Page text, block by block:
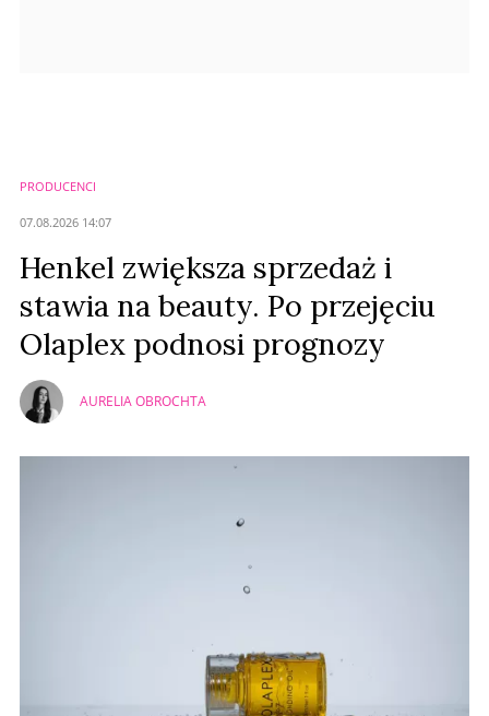
PRODUCENCI
07.08.2026 14:07
Henkel zwiększa sprzedaż i
stawia na beauty. Po przejęciu
Olaplex podnosi prognozy
AURELIA OBROCHTA